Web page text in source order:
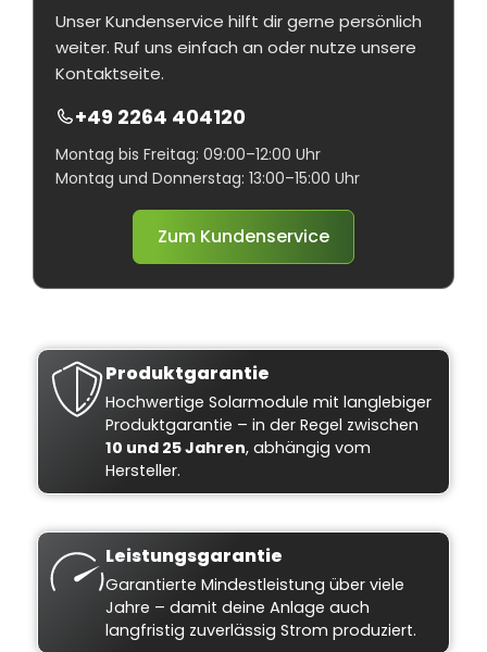
Unser Kundenservice hilft dir gerne persönlich
weiter. Ruf uns einfach an oder nutze unsere
Kontaktseite.
+49 2264 404120
Montag bis Freitag: 09:00–12:00 Uhr
Montag und Donnerstag: 13:00–15:00 Uhr
Zum Kundenservice
Produktgarantie
Hochwertige Solarmodule mit langlebiger
Produktgarantie – in der Regel zwischen
10 und 25 Jahren, abhängig vom
Hersteller.
Leistungsgarantie
Garantierte Mindestleistung über viele
Jahre – damit deine Anlage auch
langfristig zuverlässig Strom produziert.